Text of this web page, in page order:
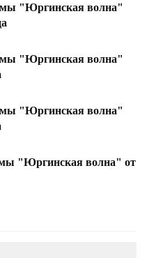
"Юргинская волна"
"Юргинская волна"
"Юргинская волна"
"Юргинская волна" от